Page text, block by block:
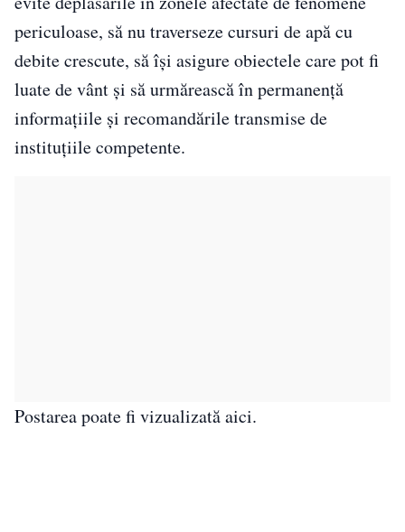
periculoase, să nu traverseze cursuri de apă cu
debite crescute, să își asigure obiectele care pot fi
luate de vânt și să urmărească în permanență
informațiile și recomandările transmise de
instituțiile competente.
Postarea poate fi vizualizată aici.